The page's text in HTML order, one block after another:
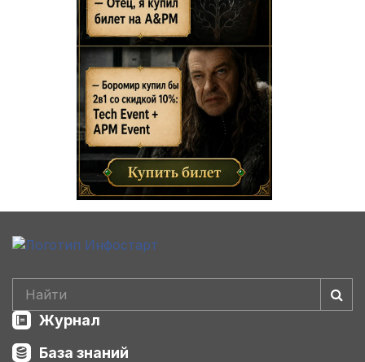
Журнал
База знаний